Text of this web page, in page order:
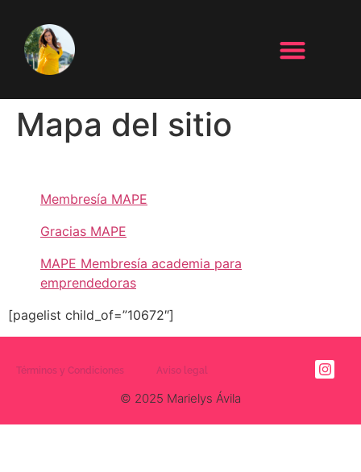
Mapa del sitio
Membresía MAPE
Gracias MAPE
MAPE Membresía academia para
emprendedoras
[pagelist child_of=”10672″]
Términos y Condiciones Aviso legal
© 2025 Marielys Ávila